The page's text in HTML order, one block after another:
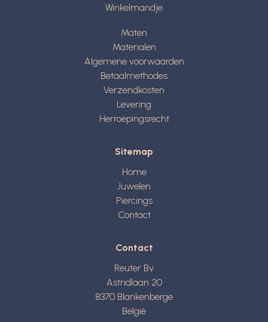
Winkelmandje
Maten
Materialen
Algemene voorwaarden
Betaalmethodes
Verzendkosten
Levering
Herroepingsrecht
Sitemap
Home
Juwelen
Piercings
Contact
Contact
Reuter Bv
Astridlaan 20
8370 Blankenberge
België